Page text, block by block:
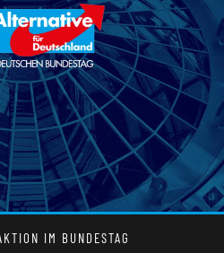
IM BUNDESTAG